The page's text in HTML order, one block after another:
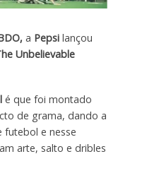
a Pepsilançou
Unbelievable
é que foi montado
de grama, dando a
futebol e nesse
arte, salto e dribles